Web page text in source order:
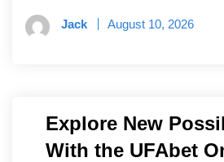
Jack August 10, 2026
Explore New
With the UFAbet